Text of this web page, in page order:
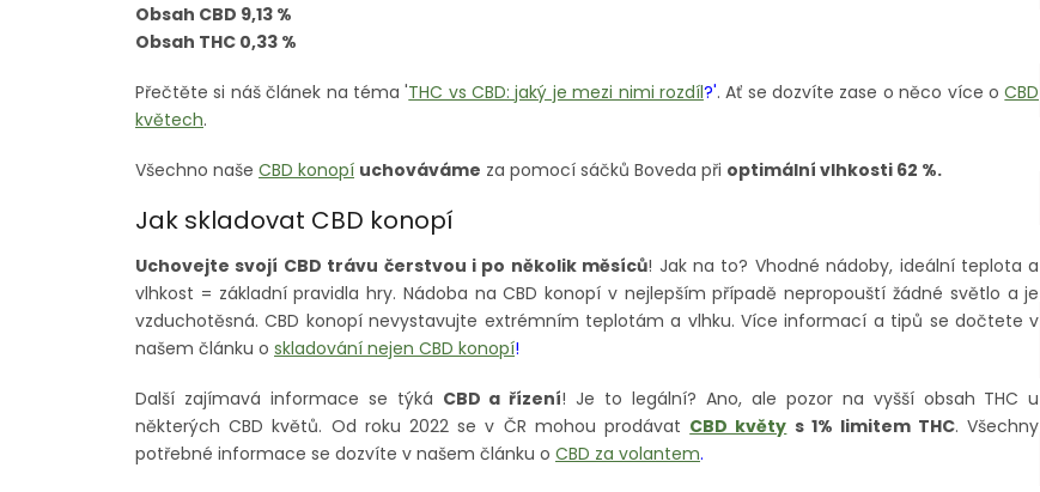
Obsah CBD 9,13 %
Obsah THC 0,33 %
Přečtěte si náš článek na téma 'THC vs CBD: jaký je mezi nimi rozdíl?'. Ať se dozvíte zase o něco více oCBD
květech.
Všechno naše CBD konopí uchováváme za pomocí sáčků Boveda při optimální vlhkosti 62 %.
Jak skladovat CBD konopí
Uchovejte svojí CBD trávu čerstvou i po několik měsíců! Jak na to? Vhodné nádoby, ideální teplota a
vlhkost = základní pravidla hry. Nádoba na CBD konopí v nejlepším případě nepropouští žádné světlo a je
vzduchotěsná. CBD konopí nevystavujte extrémním teplotám a vlhku. Více informací a tipů se dočtete v
našem článku o skladování nejen CBD konopí!
Další zajímavá informace se týká CBD a řízení! Je to legální? Ano, ale pozor na vyšší obsah THC u
některých CBD květů. Od roku 2022 se v ČR mohou prodávat CBD květy s 1% limitem THC. Všechny
potřebné informace se dozvíte v našem článku o CBD za volantem.